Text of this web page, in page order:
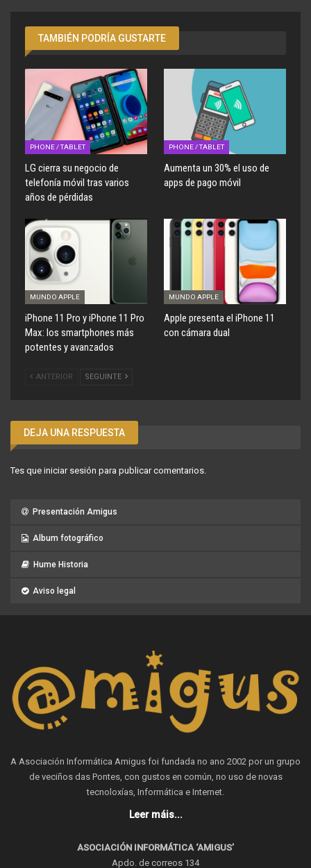
TAMBIÉN PODRÍA GUSTARTE
PHONE / TABLET
LG cierra su negocio de
telefonía móvil tras varios
años de pérdidas
PHONE / TABLET
Aumenta un 30% el uso de
apps de pago móvil
MUNDO APPLE
iPhone 11 Pro y iPhone 11 Pro
Max: los smartphones más
potentes y avanzados
MUNDO APPLE
Apple presenta el iPhone 11
con cámara dual
ANTERIOR SEGUINTE
DEJA UNA RESPUESTA
Tes que iniciar sesión para publicar comentarios.
Presentación Amigus
Album fotográfico
Hume Historia
Aviso legal
A Asociación Informática Amigus foi fundada no ano 2002 por un grupo
de veciños das Pontes, con gustos en común, no uso de novas
tecnoloxías, Informática e Internet.
Leer máis...
ASOCIACIÓN INFORMÁTICA ‘AMIGUS’
Apdo. de correos 134